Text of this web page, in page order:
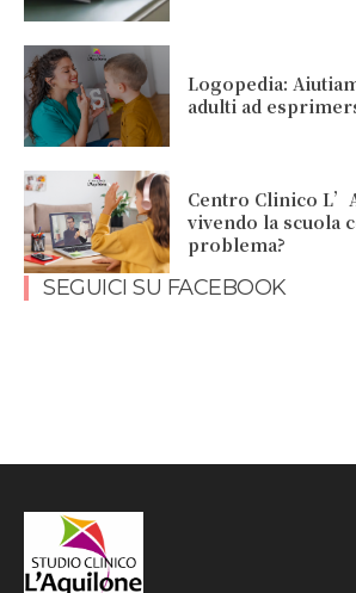
Logopedia:
adulti ad
Centro Clinico
vivendo la scuola
problema?
SEGUICI SU FACEBOOK